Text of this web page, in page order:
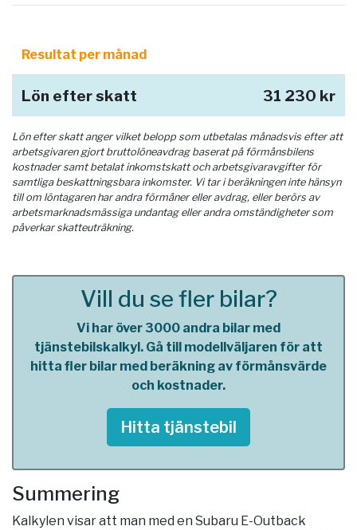
Resultat per månad
Lön efter skatt 31 230 kr
Lön efter skatt anger vilket belopp som utbetalas månadsvis efter att
arbetsgivaren gjort bruttolöneavdrag baserat på förmånsbilens
kostnader samt betalat inkomstskatt och arbetsgivaravgifter för
samtliga beskattningsbara inkomster. Vi tar i beräkningen inte hänsyn
till om löntagaren har andra förmåner eller avdrag, eller berörs av
arbetsmarknadsmässiga undantag eller andra omständigheter som
påverkar skatteuträkning.
Vill du se fler bilar?
Vi har över 3000 andra bilar med
tjänstebilskalkyl. Gå till modellväljaren för att
hitta fler bilar med beräkning av förmånsvärde
och kostnader.
Hitta tjänstebil
Summering
Kalkylen visar att man med en Subaru E-Outback